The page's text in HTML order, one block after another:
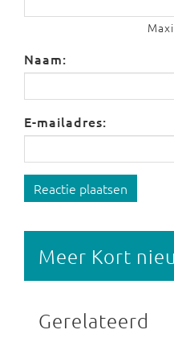
Naam:
E-mailadres:
Reactie plaatsen
Meer Kort
Gerelateerd